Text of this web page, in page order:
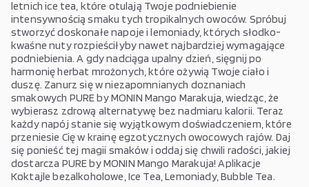
letnich ice tea, które otulają Twoje podniebienie
intensywnością smaku tych tropikalnych owoców. Spróbuj
stworzyć doskonałe napoje i lemoniady, których słodko-
kwaśne nuty rozpieściłyby nawet najbardziej wymagające
podniebienia. A gdy nadciąga upalny dzień, sięgnij po
harmonię herbat mrożonych, które ożywią Twoje ciało i
duszę. Zanurz się w niezapomnianych doznaniach
smakowych PURE by MONIN Mango Marakuja, wiedząc, że
wybierasz zdrową alternatywę bez nadmiaru kalorii. Teraz
każdy napój stanie się wyjątkowym doświadczeniem, które
przeniesie Cię w krainę egzotycznych owocowych rajów. Daj
się ponieść tej magii smaków i oddaj się chwili radości, jakiej
dostarcza PURE by MONIN Mango Marakuja! Aplikacje
Koktajle bezalkoholowe, Ice Tea, Lemoniady, Bubble Tea.